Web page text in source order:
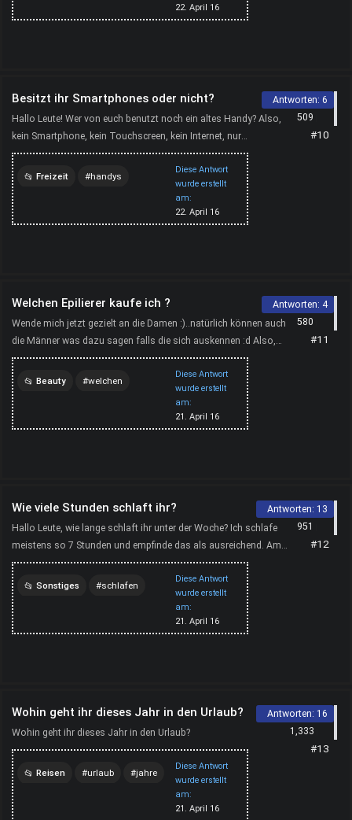
22. April 16
Besitzt ihr Smartphones oder nicht?
Hallo Leute! Wer von euch benutzt noch ein altes Handy? Also,
kein Smartphone, kein Touchscreen, kein Internet, nur
telefonieren und SMS. Würde mich mal interessieren. Au...
Diese Antwort
wurde erstellt
am:
22. April 16
Freizeit handys
Antworten: 6
509
#10
Welchen Epilierer kaufe ich ?
Wende mich jetzt gezielt an die Damen :)..natürlich können auch
die Männer was dazu sagen falls die sich auskennen :d Also,
ich suche nach einem Epilierer. Schon oft habe...
Diese Antwort
wurde erstellt
am:
21. April 16
Beauty welchen
Antworten: 4
580
#11
Wie viele Stunden schlaft ihr?
Hallo Leute, wie lange schlaft ihr unter der Woche? Ich schlafe
meistens so 7 Stunden und empfinde das als ausreichend. Am
Wochenende können es dann schon mal neun werden...
Diese Antwort
wurde erstellt
am:
21. April 16
Sonstiges schlafen
Antworten: 13
951
#12
Wohin geht ihr dieses Jahr in den Urlaub?
Wohin geht ihr dieses Jahr in den Urlaub?
Diese Antwort
wurde erstellt
am:
21. April 16
Reisen urlaub jahre
Antworten: 16
1,333
#13